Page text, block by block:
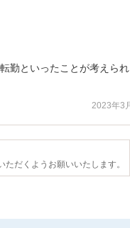
勤といったことが考えら
2023年3
だくようお願いいたします。